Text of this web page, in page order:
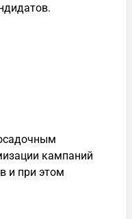
кампаний
и при этом